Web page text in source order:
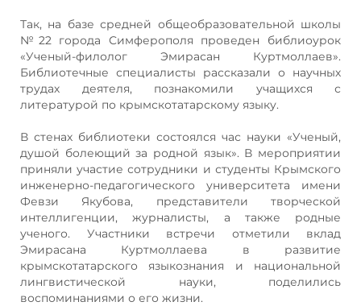
Так, на базе средней общеобразовательной школы
№22 города Симферополя проведен библиоурок
«Ученый-филолог Эмирасан Куртмоллаев».
Библиотечные специалисты рассказали о научных
трудах деятеля, познакомили учащихся с
литературой по крымскотатарскому языку.
В стенах библиотеки состоялся час науки «Ученый,
душой болеющий за родной язык». В мероприятии
приняли участие сотрудники и студенты Крымского
инженерно-педагогического университета имени
Февзи Якубова, представители творческой
интеллигенции, журналисты, а также родные
ученого. Участники встречи отметили вклад
Эмирасана Куртмоллаева в развитие
крымскотатарского языкознания и национальной
лингвистической науки, поделились
воспоминаниями о его жизни.